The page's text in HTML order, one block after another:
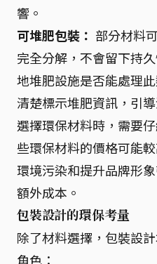
響。
可堆肥包裝： 部分材料
完全分解，不會留下持
地堆肥設施是否能處理
清楚標示堆肥資訊，引
選擇環保材料時，需要
些環保材料的價格可能
環境污染和提升品牌形
額外成本。
包裝設計的環保考量
除了材料選擇，包裝設
角色：